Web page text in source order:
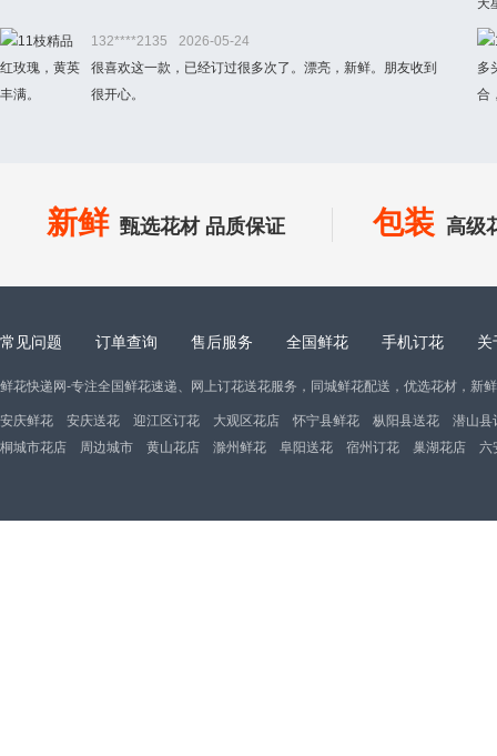
132****2135
2026-05-24
很喜欢这一款，已经订过很多次了。漂亮，新鲜。朋友收到
很开心。
新鲜 甄选花材 品质保证 包装 高级
常见问题 订单查询 售后服务 全国鲜花 手机订花 关
鲜花快递网-专注全国鲜花速递、网上订花送花服务，同城鲜花配送，优选花材，新
安庆鲜花 安庆送花 迎江区订花 大观区花店 怀宁县鲜花 枞阳县送花
潜山县
桐城市花店
周边城市 黄山花店 滁州鲜花 阜阳送花 宿州订花 巢湖花店 六